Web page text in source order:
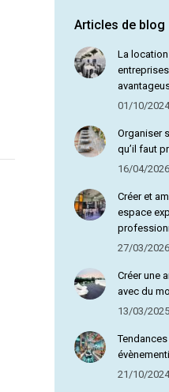
Articles de blog
La
01/10/
Organiser
qu’il faut
16/04/2026
Créer et
espace
27/03/2026
Créer une
avec du
13/03/2025
21/10/